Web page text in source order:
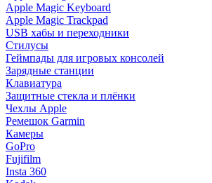
Apple Magic Keyboard
Apple Magic Trackpad
USB хабы и переходники
Стилусы
Геймпады для игровых консолей
Зарядные станции
Клавиатура
Защитные стекла и плёнки
Чехлы Apple
Ремешок Garmin
Камеры
GoPro
Fujifilm
Insta 360